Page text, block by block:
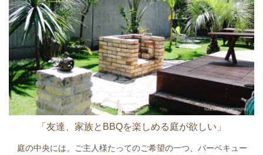
「友達、家族とBBQを楽しめる庭が欲しい」
庭の中央には、ご主人様たってのご希望の一つ、バーベキュー